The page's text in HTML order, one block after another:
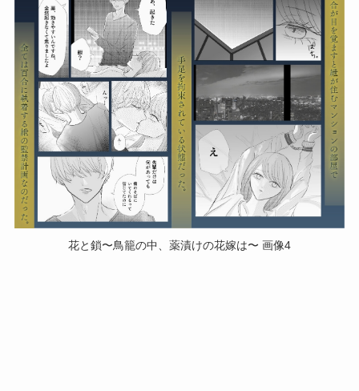
花と鎖〜鳥籠の中、薬漬けの花嫁は〜 画像4